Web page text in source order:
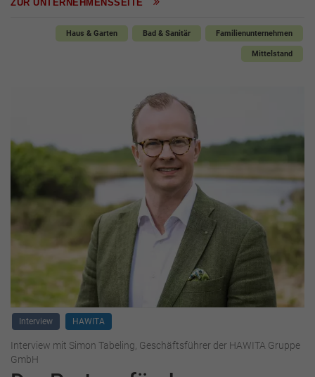
ZUR UNTERNEHMENSSEITE
Haus & Garten Bad & Sanitär Familienunternehmen
Mittelstand
Interview HAWITA
Interview mit Simon Tabeling, Geschäftsführer der HAWITA Gruppe
GmbH